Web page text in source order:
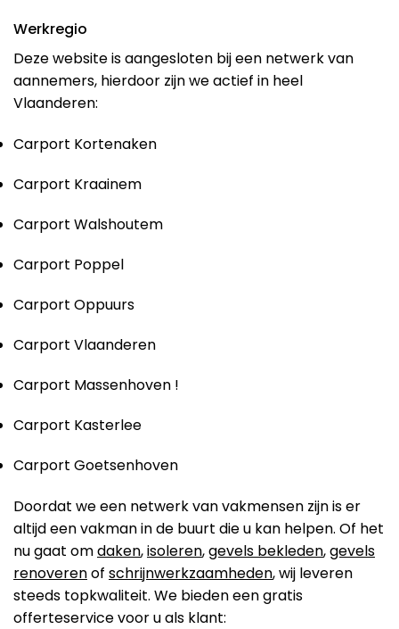
Werkregio
Deze website is aangesloten bij een netwerk van
aannemers, hierdoor zijn we actief in heel
Vlaanderen:
Carport Kortenaken
Carport Kraainem
Carport Walshoutem
Carport Poppel
Carport Oppuurs
Carport Vlaanderen
Carport Massenhoven !
Carport Kasterlee
Carport Goetsenhoven
Doordat we een netwerk van vakmensen zijn is er
altijd een vakman in de buurt die u kan helpen. Of het
nu gaat omdaken,isoleren,gevels bekleden,gevels
renoverenof schrijnwerkzaamheden, wij leveren
steeds topkwaliteit. We bieden een gratis
offerteservice voor u als klant: